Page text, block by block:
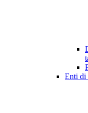
Enti di